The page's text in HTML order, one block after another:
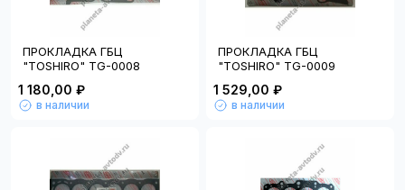
ПРОКЛАДКА ГБЦ
"TOSHIRO" TG-0008
1 180,00 ₽
в наличии
ПРОКЛАДКА ГБЦ
"TOSHIRO" TG-0009
1 529,00 ₽
в наличии